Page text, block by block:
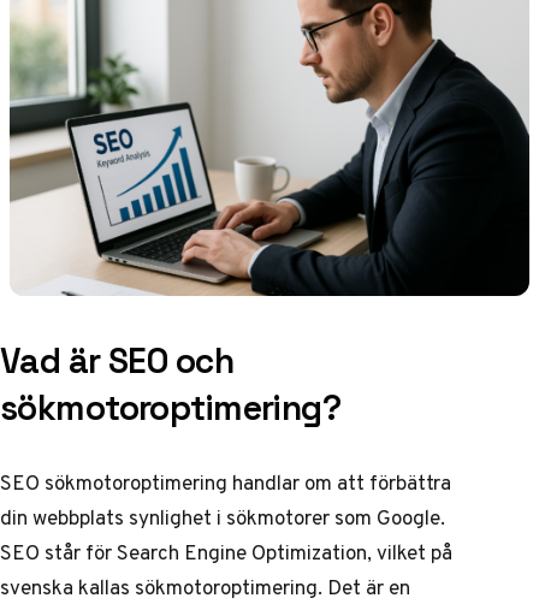
Vad är SEO och
sökmotoroptimering?
SEO sökmotoroptimering handlar om att förbättra
din webbplats synlighet i sökmotorer som Google.
SEO står för Search Engine Optimization, vilket på
svenska kallas sökmotoroptimering. Det är en